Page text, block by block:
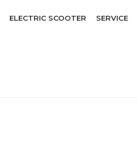
ELECTRIC SCOOTER SERVICE